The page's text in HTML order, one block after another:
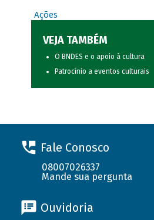
Ações
VEJA TAMBÉM
O BNDES e o apoio à cultura
Patrocínio a eventos culturais
Fale Conosco
08007026337
Mande sua pergunta
Ouvidoria